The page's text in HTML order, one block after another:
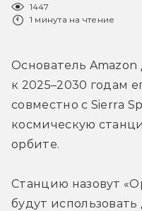
1447
1 минута на чтение
Основатель
к 2025–2030 годам
совместно с Sierra
космическую
орбите.
Станцию назовут
будут